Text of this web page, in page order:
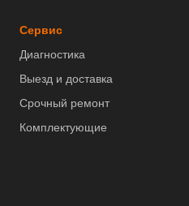
Сервис
Диагностика
Выезд и доставка
Срочный ремонт
Комплектующие